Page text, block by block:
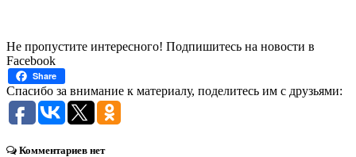
Не пропустите интересного! Подпишитесь на новости в
Facebook
Share
Спасибо за внимание к материалу, поделитесь им с друзьями:
Комментариев нет